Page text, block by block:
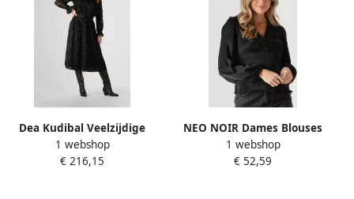
Dea Kudibal Veelzijdige
Zwarte Kikka Blouse Black
Dames
1 webshop
€ 216,15
NEO NOIR Dames Blouses
Istana Heavy Sateen Blouse
Zwart
1 webshop
€ 52,59